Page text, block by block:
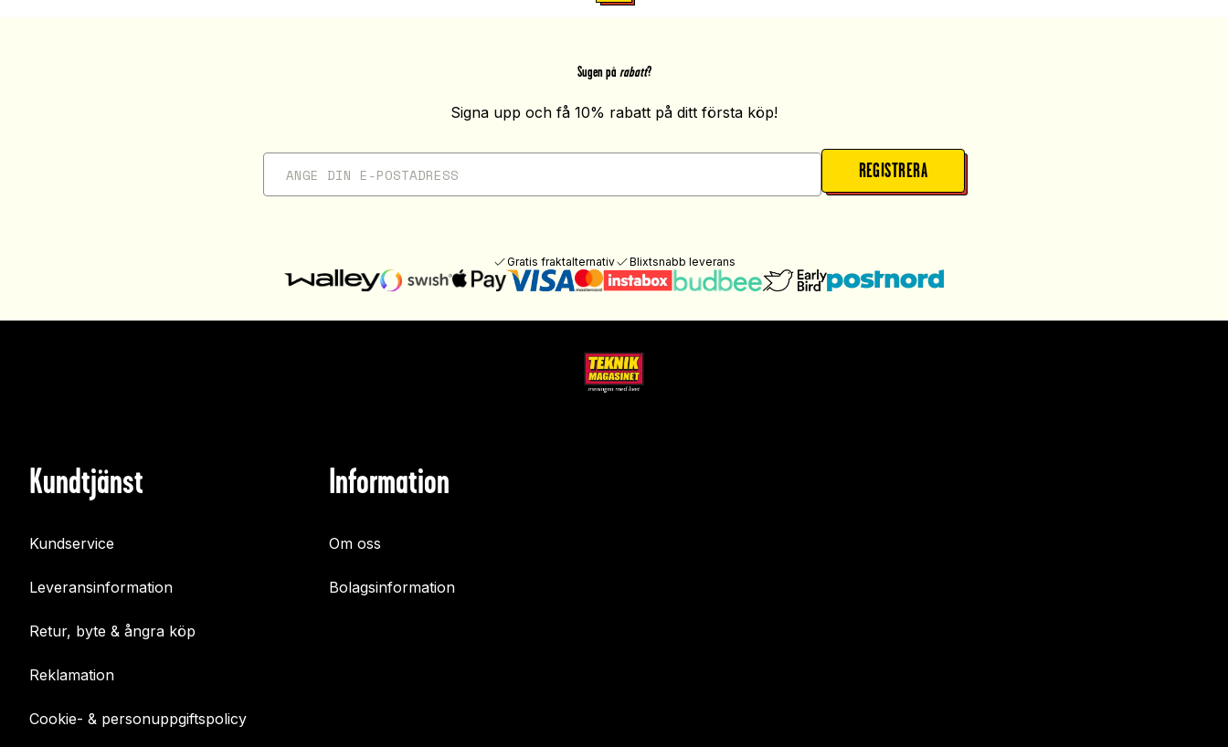
Sugen på rabatt?
Signa upp och få 10% rabatt på ditt första köp!
REGISTRERA
Gratis fraktalternativ Blixtsnabb leverans
Kundtjänst
Kundservice
Leveransinformation
Retur, byte & ångra köp
Reklamation
Cookie- & personuppgiftspolicy
Information
Om oss
Bolagsinformation